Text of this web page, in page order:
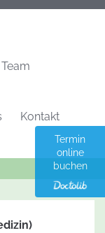
Team
Kontakt
Termin
online
buchen